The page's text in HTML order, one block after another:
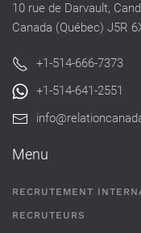
10 rue de Darvault,
Canada (Québec) J5R
+1-514-666-7373
+1-514-641-2551
Menu
RECRUTEMENT
RECRUTEURS